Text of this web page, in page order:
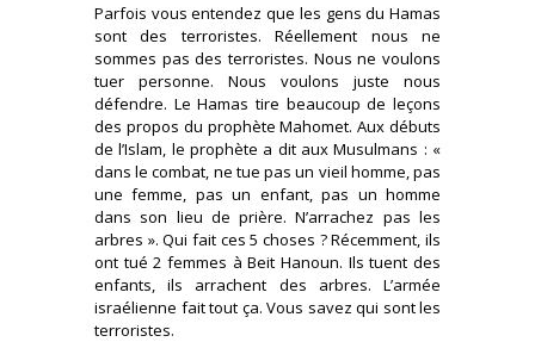
Parfois vous entendez que les gens du Hamas
sont des terroristes. Réellement nous ne
sommes pas des terroristes. Nous ne voulons
tuer personne. Nous voulons juste nous
défendre. Le Hamas tire beaucoup de leçons
des propos du prophète Mahomet. Aux débuts
de l’Islam, le prophète a dit aux Musulmans : «
dans le combat, ne tue pas un vieil homme, pas
une femme, pas un enfant, pas un homme
dans son lieu de prière. N’arrachez pas les
arbres ». Qui fait ces 5 choses ? Récemment, ils
ont tué 2 femmes à Beit Hanoun. Ils tuent des
enfants, ils arrachent des arbres. L’armée
israélienne fait tout ça. Vous savez qui sont les
terroristes.